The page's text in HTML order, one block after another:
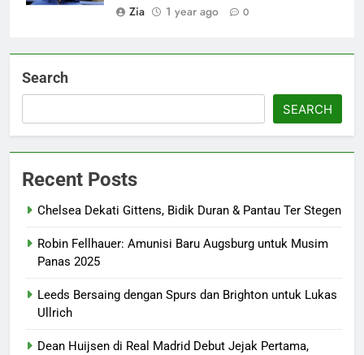
Zia
1 year ago 0
Search
SEARCH
Recent Posts
Chelsea Dekati Gittens, Bidik Duran & Pantau Ter Stegen
Robin Fellhauer: Amunisi Baru Augsburg untuk Musim
Panas 2025
Leeds Bersaing dengan Spurs dan Brighton untuk Lukas
Ullrich
Dean Huijsen di Real Madrid Debut Jejak Pertama,